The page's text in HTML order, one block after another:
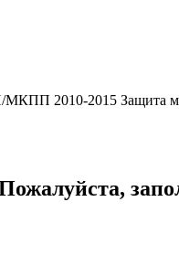
2010-2015 Защита